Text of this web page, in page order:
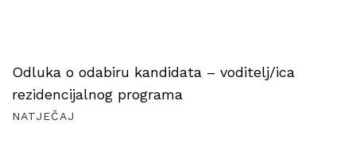
Odluka o odabiru kandidata – voditelj/ica
rezidencijalnog programa
NATJEČAJ